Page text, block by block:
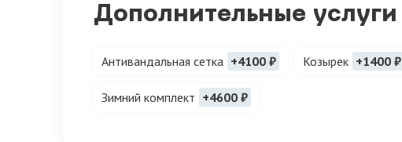
Дополнительные услуги
Антивандальная сетка +4100 ₽ Козырек +1400 ₽
Зимний комплект +4600 ₽